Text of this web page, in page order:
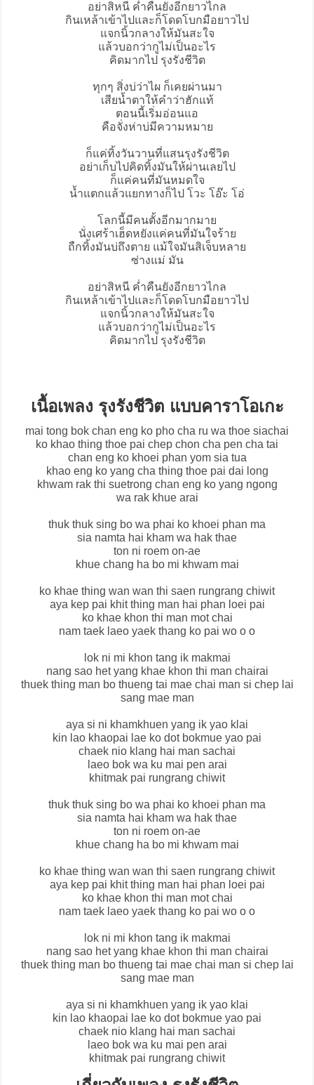
อย่าสิหนี ค่ำคืนยังอีกยาวไกล
กินเหล้าเข้าไปและก็โดดโบกมือยาวไป
แจกนิ้วกลางให้มันสะใจ
แล้วบอกว่ากูไม่เป็นอะไร
คิดมากไป รุงรังชีวิต
ทุกๆ สิ่งบ่ว่าไผ ก็เคยผ่านมา
เสียน้ำตาให้คำว่าฮักแท้
ตอนนี้เริ่มอ่อนแอ
คือจั่งห่าบ่มีความหมาย
ก็แค่ทิ้งวันวานที่แสนรุงรังชีวิต
อย่าเก็บไปคิดทิ้งมันให้ผ่านเลยไป
ก็แค่คนที่มันหมดใจ
น้ำแตกแล้วแยกทางก็ไป โวะ โอ๊ะ โอ่
โลกนี้มีคนตั้งอีกมากมาย
นั่งเศร้าเฮ็ดหยังแค่คนที่มันใจร้าย
ถืกทิ้งมันบ่ถึงตาย แม้ใจมันสิเจ็บหลาย
ซ่างแม่ มัน
อย่าสิหนี ค่ำคืนยังอีกยาวไกล
กินเหล้าเข้าไปและก็โดดโบกมือยาวไป
แจกนิ้วกลางให้มันสะใจ
แล้วบอกว่ากูไม่เป็นอะไร
คิดมากไป รุงรังชีวิต
เนื้อเพลง รุงรังชีวิต แบบคาราโอเกะ
mai tong bok chan eng ko pho cha ru wa thoe siachai
ko khao thing thoe pai chep chon cha pen cha tai
chan eng ko khoei phan yom sia tua
khao eng ko yang cha thing thoe pai dai long
khwam rak thi suetrong chan eng ko yang ngong
wa rak khue arai
thuk thuk sing bo wa phai ko khoei phan ma
sia namta hai kham wa hak thae
ton ni roem on-ae
khue chang ha bo mi khwam mai
ko khae thing wan wan thi saen rungrang chiwit
aya kep pai khit thing man hai phan loei pai
ko khae khon thi man mot chai
nam taek laeo yaek thang ko pai wo o o
lok ni mi khon tang ik makmai
nang sao het yang khae khon thi man chairai
thuek thing man bo thueng tai mae chai man si chep lai
sang mae man
aya si ni khamkhuen yang ik yao klai
kin lao khaopai lae ko dot bokmue yao pai
chaek nio klang hai man sachai
laeo bok wa ku mai pen arai
khitmak pai rungrang chiwit
thuk thuk sing bo wa phai ko khoei phan ma
sia namta hai kham wa hak thae
ton ni roem on-ae
khue chang ha bo mi khwam mai
ko khae thing wan wan thi saen rungrang chiwit
aya kep pai khit thing man hai phan loei pai
ko khae khon thi man mot chai
nam taek laeo yaek thang ko pai wo o o
lok ni mi khon tang ik makmai
nang sao het yang khae khon thi man chairai
thuek thing man bo thueng tai mae chai man si chep lai
sang mae man
aya si ni khamkhuen yang ik yao klai
kin lao khaopai lae ko dot bokmue yao pai
chaek nio klang hai man sachai
laeo bok wa ku mai pen arai
khitmak pai rungrang chiwit